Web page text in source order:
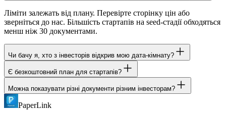
Ліміти залежать від плану. Перевірте сторінку цін або
зверніться до нас. Більшість стартапів на seed-стадії обходяться
менш ніж 30 документами.
Чи бачу я, хто з інвесторів відкрив мою дата-кімнату?
Так. При увімкненій верифікації email ви бачите точно, який
інвестор відкрив дата-кімнату, які документи переглянув, які
сторінки читав і скільки часу провів на кожній.
Є безкоштовний план для стартапів?
Так. Безкоштовний план PaperLink включає дата-кімнату,
NDA, верифікацію email, захист паролем та повну
посторінкову аналітику. Без кредитної картки.
Можна показувати різні документи різним інвесторам?
Так. Створюйте окремі посилання з різними правами доступу
PaperLink